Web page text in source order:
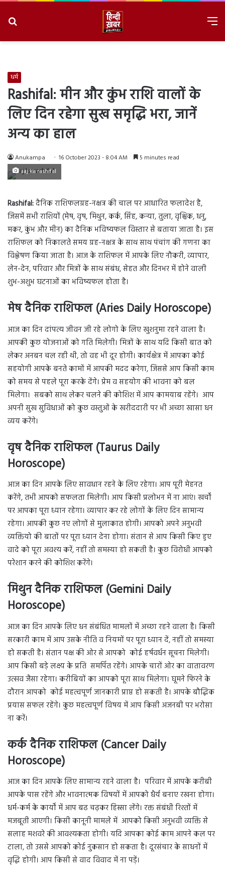
धर्म
Rashifal: मीन और कुंभ राशि वालों के
लिए दिन रहेगा सुख समृद्धि भरा, जानें
अन्य का हाल
Anukampa 16 October 2023 - 8:04 AM 5 minutes read
aaj ka rashifal
Rashifal:दैनिक राशिफलग्रह-नक्षत्र की चाल पर आधारित फलादेश है,
जिसमें सभी राशियों (मेष, वृष, मिथुन, कर्क, सिंह, कन्या, तुला, वृश्चिक, धनु,
मकर, कुंभ और मीन) का दैनिक भविष्यफल विस्तार से बताया जाता है। इस
राशिफल को निकालते समय ग्रह-नक्षत्र के साथ साथ पंचांग की गणना का
विश्लेषण किया जाता है। आज के राशिफल में आपके लिए नौकरी, व्यापार,
लेन-देन, परिवार और मित्रों के साथ संबंध, सेहत और दिनभर में होने वाली
शुभ-अशुभ घटनाओं का भविष्यफल होता है।
मेष दैनिक राशिफल (Aries Daily Horoscope)
आज का दिन दांपत्य जीवन जी रहे लोगो के लिए खुशनुमा रहने वाला है।
आपकी कुछ योजनाओं को गति मिलेगी। मित्रों के साथ यदि किसी बात को
लेकर अनबन चल रही थी, तो वह भी दूर होगी। कार्यक्षेत्र में आपका कोई
सहयोगी आपके बनते कामों में आपकी मदद करेगा, जिससे आप किसी काम
को समय से पहले पूरा करके देंगे। प्रेम व सहयोग की भावना को बल
मिलेगा। सबको साथ लेकर चलने की कोशिश में आप कामयाब रहेंगे। आप
अपनी सुख सुविधाओं को कुछ वस्तुओं के खरीददारी पर भी अच्छा खासा धन
व्यय करेंगे।
वृष दैनिक राशिफल (Taurus Daily
Horoscope)
आज का दिन आपके लिए सावधान रहने के लिए रहेगा। आप पूरी मेहनत
करेंगे, तभी आपको सफलता मिलेगी। आप किसी प्रलोभन में ना आएं। खर्चों
पर आपका पूरा ध्यान रहेगा। व्यापार कर रहे लोगों के लिए दिन सामान्य
रहेगा। आपकी कुछ नए लोगों से मुलाकात होगी। आपको अपने अनुभवी
व्यक्तियो की बातों पर पूरा ध्यान देना होगा। संतान से आप किसी किए हुए
वादे को पूरा अवश्य करें, नहीं तो समस्या हो सकती है। कुछ विरोधी आपको
परेशान करने की कोशिश करेंगे।
मिथुन दैनिक राशिफल (Gemini Daily
Horoscope)
आज का दिन आपके लिए धन संबंधित मामलों में अच्छा रहने वाला है। किसी
सरकारी काम में आप उसके नीति व नियमों पर पूरा ध्यान दें, नहीं तो समस्या
हो सकती है। संतान पक्ष की ओर से आपको कोई हर्षवर्धन सूचना मिलेगी।
आप किसी बड़े लक्ष्य के प्रति समर्पित रहेंगे। आपके चारों ओर का वातावरण
उत्सव जैसा रहेगा। करीबियों का आपको पूरा साथ मिलेगा। घूमने फिरने के
दौरान आपको कोई महत्वपूर्ण जानकारी प्राप्त हो सकती है। आपके बौद्धिक
प्रयास सफल रहेंगे। कुछ महत्वपूर्ण विषय में आप किसी अजनबी पर भरोसा
ना करें।
कर्क दैनिक राशिफल (Cancer Daily
Horoscope)
आज का दिन आपके लिए सामान्य रहने वाला है। परिवार में आपके करीबी
आपके पास रहेंगे और भावनात्मक विषयों में आपको धैर्य बनाए रखना होगा।
धर्म-कर्म के कार्यों में आप बढ चढ़कर हिस्सा लेंगे। रक्त संबंधी रिश्तों में
मजबूती आएगी। किसी कानूनी मामले में आपको किसी अनुभवी व्यक्ति से
सलाह मशवरे की आवश्यकता होगी। यदि आपका कोई काम आपने कल पर
टाला, तो उससे आपको कोई नुकसान हो सकता है। दूरसंचार के साधनों में
वृद्धि होगी। आप किसी से वाद विवाद में ना पड़ें।